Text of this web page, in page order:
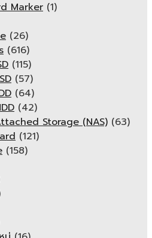
Marker (1)
(26)
(616)
(115)
(57)
(64)
(42)
Storage (NAS) (63)
(121)
(158)